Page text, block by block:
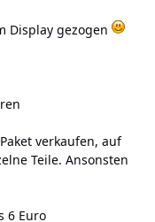
Display gezogen
verkaufen, auf
Teile. Ansonsten
6 Euro